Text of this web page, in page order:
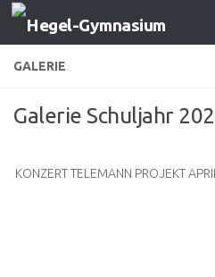
Zum Inhalt springen
GALERIE
Galerie Schuljahr
KONZERT TELEMANN PROJEKT